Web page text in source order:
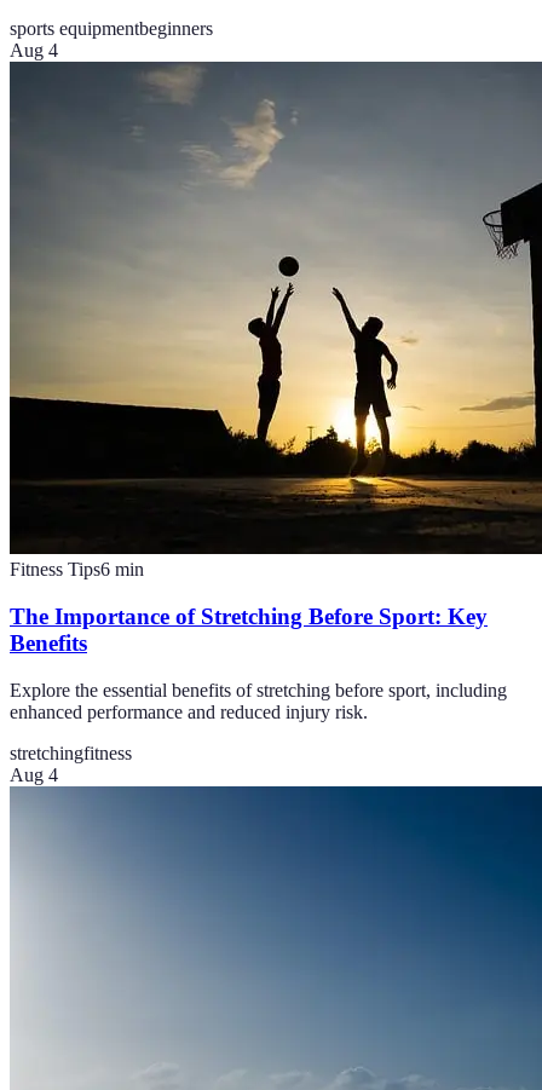
sports equipmentbeginners
Aug 4
Fitness Tips6 min
The Importance of Stretching Before Sport: Key
Benefits
Explore the essential benefits of stretching before sport, including
enhanced performance and reduced injury risk.
stretchingfitness
Aug 4